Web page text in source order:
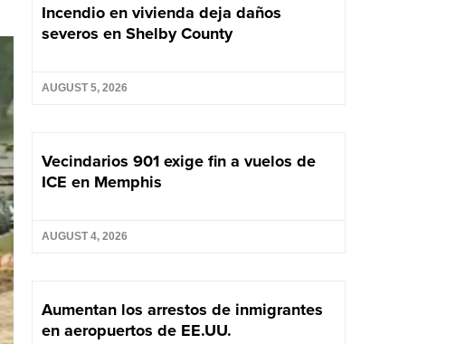
Incendio en vivienda deja daños
severos en Shelby County
AUGUST 5, 2026
Vecindarios 901 exige fin a vuelos de
ICE en Memphis
AUGUST 4, 2026
Aumentan los arrestos de inmigrantes
en aeropuertos de EE.UU.